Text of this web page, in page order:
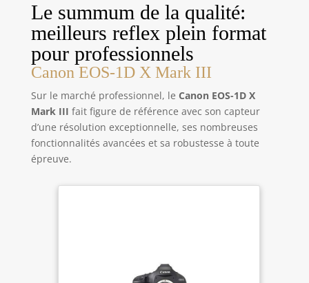
Le summum de la qualité:
meilleurs reflex plein format
pour professionnels
Canon EOS-1D X Mark III
Sur le marché professionnel, le Canon EOS-1D X
Mark III fait figure de référence avec son capteur
d’une résolution exceptionnelle, ses nombreuses
fonctionnalités avancées et sa robustesse à toute
épreuve.